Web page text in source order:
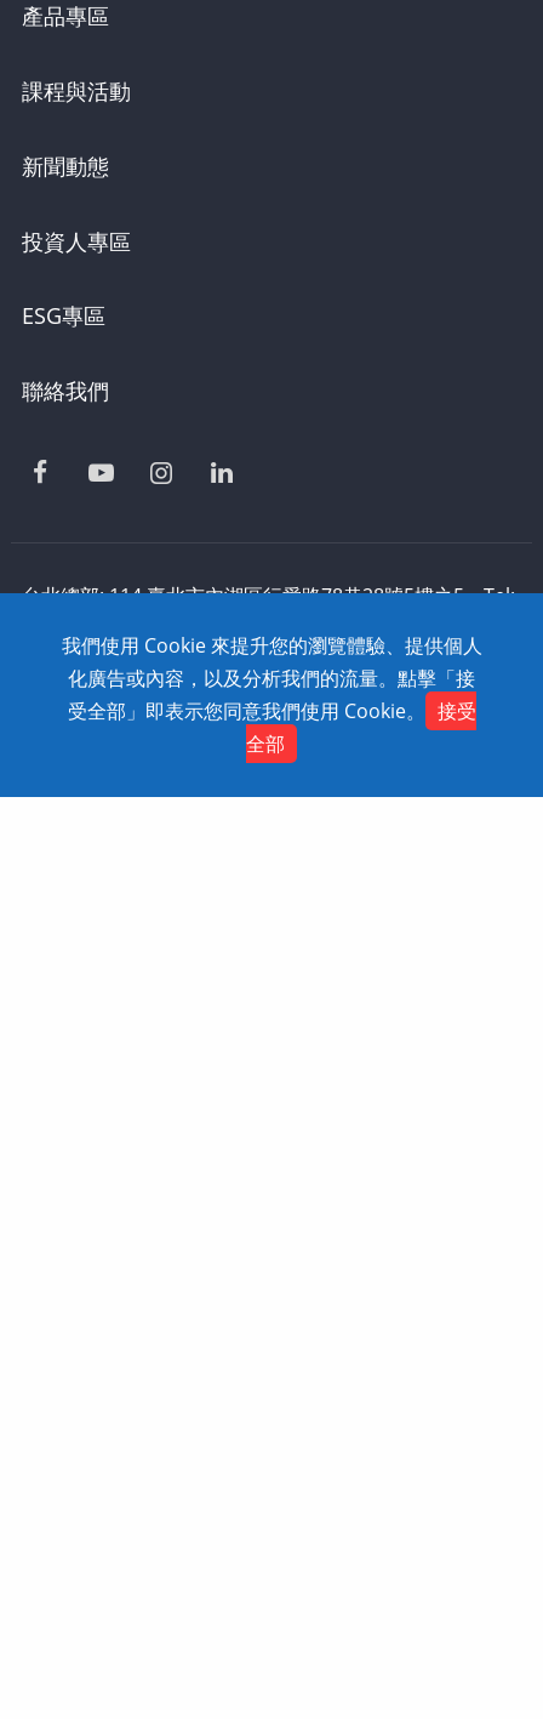
產品專區
課程與活動
新聞動態
投資人專區
ESG專區
聯絡我們
台北總部: 114 臺北市內湖區行愛路78巷28號5樓之5 Tel:
0800-868-358
Copyright © 2020 SolidWizard Technology
Co.,Ltd. All Rights Reserved. Dtell
網頁設計
Contact
我們使用 Cookie 來提升您的瀏覽體驗、提供個人
化廣告或內容，以及分析我們的流量。點擊「接
受全部」即表示您同意我們使用 Cookie。
接受
全部